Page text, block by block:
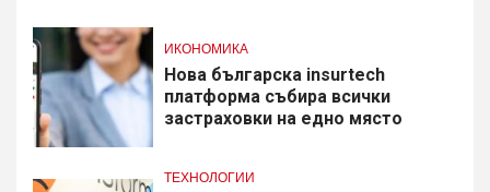
ИКОНОМИКА
Нова българска insurtech
платформа събира всички
застраховки на едно място
ТЕХНОЛОГИИ